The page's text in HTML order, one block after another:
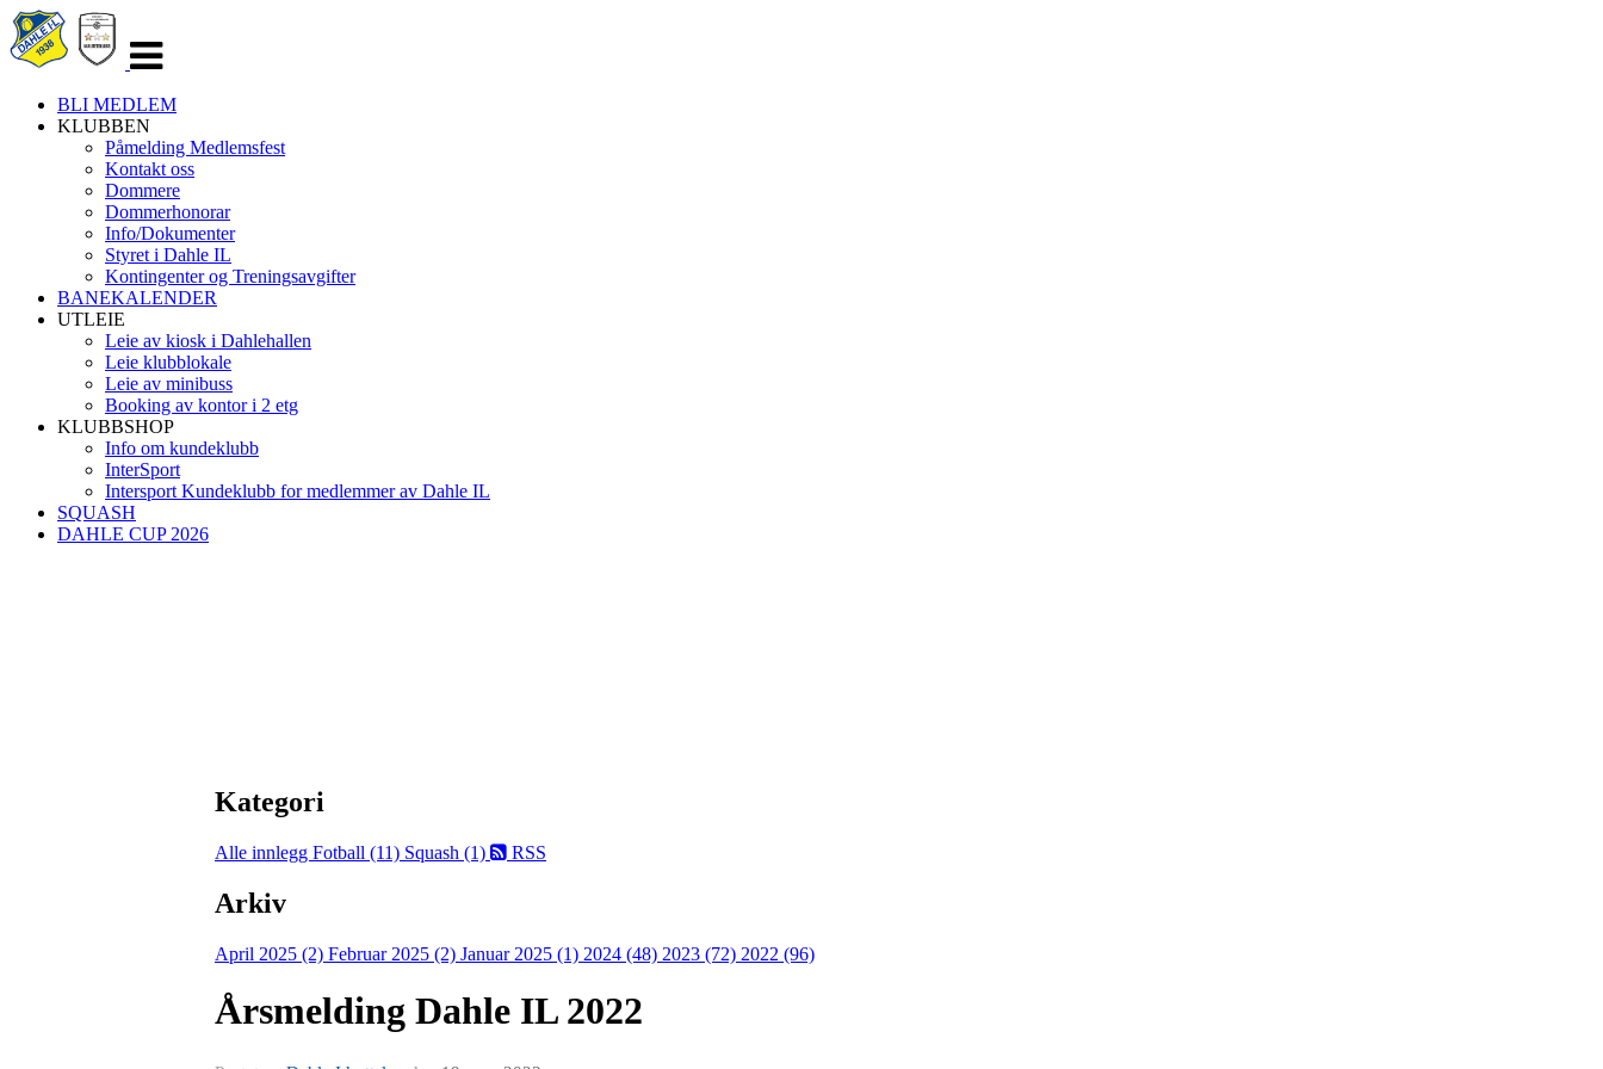
navigasjon
BLI MEDLEM
KLUBBEN
Påmelding Medlemsfest
Kontakt oss
Dommere
Dommerhonorar
Info/Dokumenter
Styret i Dahle IL
Kontingenter og Treningsavgifter
BANEKALENDER
UTLEIE
Leie av kiosk i Dahlehallen
Leie klubblokale
Leie av minibuss
Booking av kontor i 2 etg
KLUBBSHOP
Info om kundeklubb
InterSport
Intersport Kundeklubb for medlemmer av Dahle IL
SQUASH
DAHLE CUP 2026
Kategori
Alle innlegg Fotball (11) Squash (1) RSS
Arkiv
April 2025 (2) Februar 2025 (2) Januar 2025 (1) 2024 (48) 2023 (72) 2022 (96)
Årsmelding Dahle IL 2022